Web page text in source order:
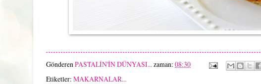
GönderenPASTALİN'İN DÜNYASI...zaman: 08:30
Etiketler: MAKARNALAR...